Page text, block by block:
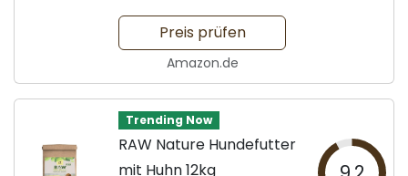
Preis prüfen
Amazon.de
Trending Now
RAW Nature Hundefutter
mit Huhn 12kg